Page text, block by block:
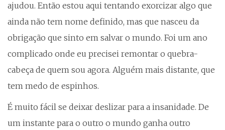
ajudou. Então estou aqui tentando exorcizar algo que
ainda não tem nome definido, mas que nasceu da
obrigação que sinto em salvar o mundo. Foi um ano
complicado onde eu precisei remontar o quebra-
cabeça de quem sou agora. Alguém mais distante, que
tem medo de espinhos.
É muito fácil se deixar deslizar para a insanidade. De
um instante para o outro o mundo ganha outro